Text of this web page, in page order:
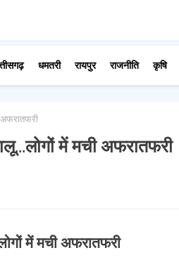
धमतरी रायपुर राजनीति कृषि
अफरातफरी
में मची अफरातफरी
में मची अफरातफरी